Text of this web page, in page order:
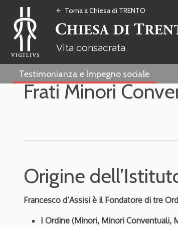
arrow_back Torna a Chiesa di TRENTO
Vita consacrata
Testimonianza e Impegno sociale
Frati Minori
Origine
Francesco d’Assisi è il Fondatore di tre
I Ordine (Minori, Minori Conventuali,